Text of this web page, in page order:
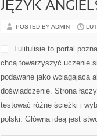
JĘZYK
POSTED BY ADMIN
Lulitulisie to portal
chcą towarzyszyć uczenie
podawane jako wciągająca
doświadczenie. Strona
testować różne ścieżki i
polski. Główną ideą jest